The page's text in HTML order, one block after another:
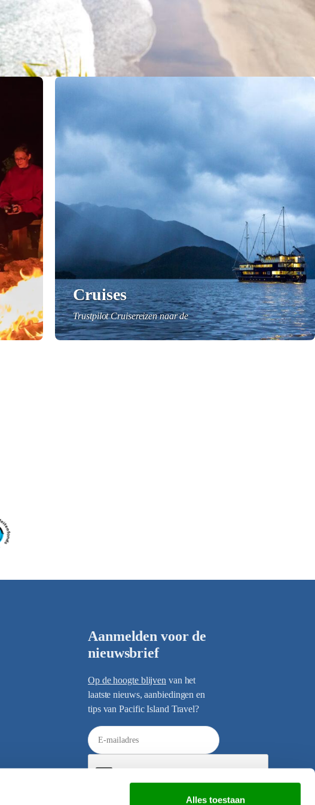
Alles toestaan
Cruises
Trustpilot Cruisereizen naar de
Aanmelden voor de
nieuwsbrief
Op de hoogte blijven van het
laatste nieuws, aanbiedingen en
tips van Pacific Island Travel?
E
-